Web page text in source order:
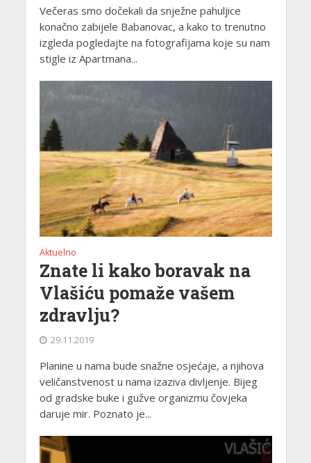
Večeras smo dočekali da snježne pahuljice
konačno zabijele Babanovac, a kako to trenutno
izgleda pogledajte na fotografijama koje su nam
stigle iz Apartmana...
Aktuelno
Znate li kako boravak na
Vlašiću pomaže vašem
zdravlju?
29.11.2019
Planine u nama bude snažne osjećaje, a njihova
veličanstvenost u nama izaziva divljenje. Bijeg
od gradske buke i gužve organizmu čovjeka
daruje mir. Poznato je...